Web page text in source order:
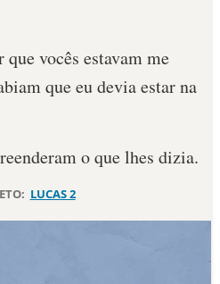
vocês estavam me
que eu devia estar na
o que lhes dizia.
LUCAS 2